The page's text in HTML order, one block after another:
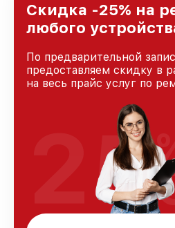
Скидка -25% на
любого
По предварительной
предоставляем скидку в
на весь прайс услуг по
25